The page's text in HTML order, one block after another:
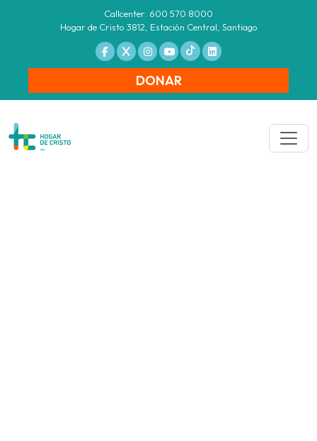
Callcenter: 600 570 8000
Hogar de Cristo 3812, Estación Central, Santiago
DONAR